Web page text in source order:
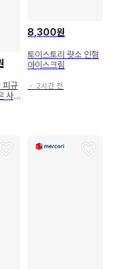
규
사
8,300원
토이스토리 랏소 인형
아이스크림
・ 2시간 전